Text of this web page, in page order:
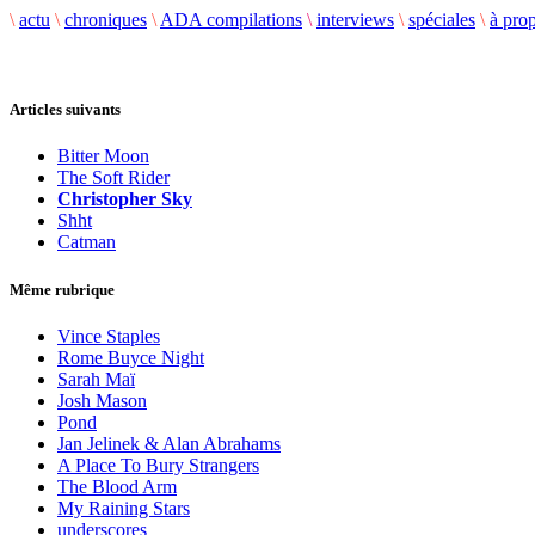
\ actu \ chroniques \ ADA compilations \ interviews \ spéciales \ à
Articles suivants
Bitter Moon
The Soft Rider
Christopher Sky
Shht
Catman
Même rubrique
Vince Staples
Rome Buyce Night
Sarah Maï
Josh Mason
Pond
Jan Jelinek & Alan Abrahams
A Place To Bury Strangers
The Blood Arm
My Raining Stars
underscores